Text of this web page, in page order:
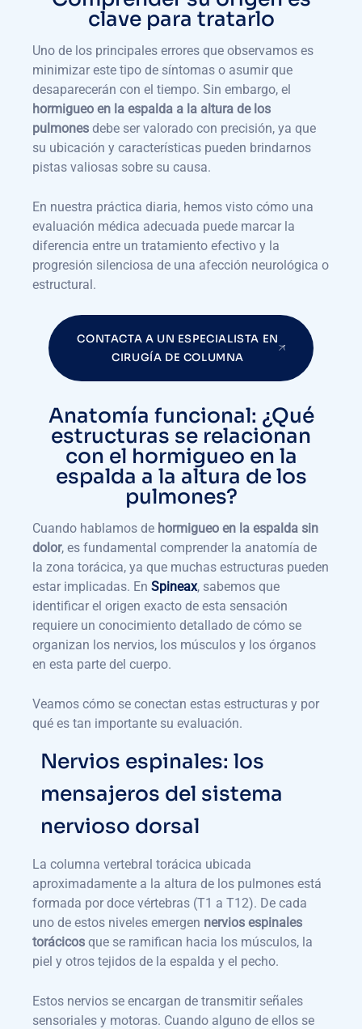
clave para tratarlo
Uno de los principales errores que observamos es
minimizar este tipo de síntomas o asumir que
desaparecerán con el tiempo. Sin embargo, el
hormigueo en la espalda a la altura de los
pulmones debe ser valorado con precisión, ya que
su ubicación y características pueden brindarnos
pistas valiosas sobre su causa.
En nuestra práctica diaria, hemos visto cómo una
evaluación médica adecuada puede marcar la
diferencia entre un tratamiento efectivo y la
progresión silenciosa de una afección neurológica o
estructural.
CONTACTA A UN ESPECIALISTA EN
CIRUGÍA DE COLUMNA
Anatomía funcional: ¿Qué
estructuras se relacionan
con el hormigueo en la
espalda a la altura de los
pulmones?
Cuando hablamos de hormigueo en la espalda sin
dolor, es fundamental comprender la anatomía de
la zona torácica, ya que muchas estructuras pueden
estar implicadas. En Spineax, sabemos que
identificar el origen exacto de esta sensación
requiere un conocimiento detallado de cómo se
organizan los nervios, los músculos y los órganos
en esta parte del cuerpo.
Veamos cómo se conectan estas estructuras y por
qué es tan importante su evaluación.
Nervios espinales: los
mensajeros del sistema
nervioso dorsal
La columna vertebral torácica ubicada
aproximadamente a la altura de los pulmones está
formada por doce vértebras (T1 a T12). De cada
uno de estos niveles emergen nervios espinales
torácicos que se ramifican hacia los músculos, la
piel y otros tejidos de la espalda y el pecho.
Estos nervios se encargan de transmitir señales
sensoriales y motoras. Cuando alguno de ellos se